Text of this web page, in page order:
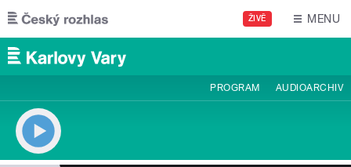
Přejít k hlavnímu obsahu
ŽIVĚ MENU
PROGRAM AUDIOARCHIV